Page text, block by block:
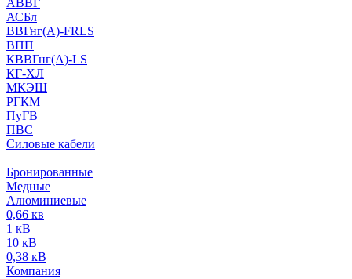
АВВГ
АСБл
ВВГнг(А)-FRLS
ВПП
КВВГнг(А)-LS
КГ-ХЛ
МКЭШ
РГКМ
ПуГВ
ПВС
Силовые кабели
Бронированные
Медные
Алюминиевые
0,66 кв
1 кВ
10 кВ
0,38 кВ
Компания